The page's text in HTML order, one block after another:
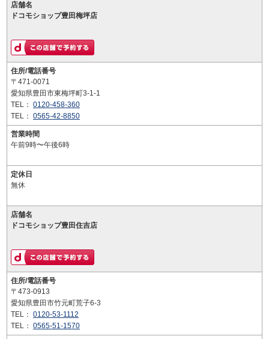
店舗名
ドコモショップ豊田梅坪店
住所/電話番号
〒471-0071
愛知県豊田市東梅坪町3-1-1
TEL： 0120-458-360
TEL： 0565-42-8850
営業時間
午前9時〜午後6時
定休日
無休
店舗名
ドコモショップ豊田住吉店
住所/電話番号
〒473-0913
愛知県豊田市竹元町荒子6-3
TEL： 0120-53-1112
TEL： 0565-51-1570